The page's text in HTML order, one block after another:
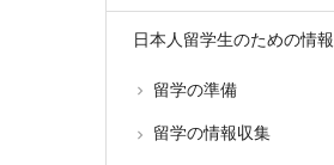
日本人留学生のための情報
留学の準備
留学の情報収集